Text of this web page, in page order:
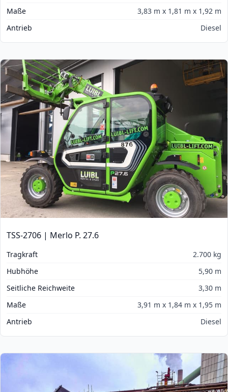
Maße
3,83 m x 1,81 m x 1,92 m
Antrieb
Diesel
TSS-2706 | Merlo P. 27.6
Tragkraft
2.700 kg
Hubhöhe
5,90 m
Seitliche Reichweite
3,30 m
Maße
3,91 m x 1,84 m x 1,95 m
Antrieb
Diesel